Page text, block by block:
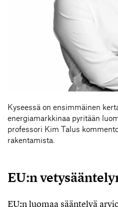
Kyseessä on ensimmäinen
energiamarkkinaa pyritään
professori Kim Talus
rakentamista.
EU:n
EU:n luomaa sääntelyä